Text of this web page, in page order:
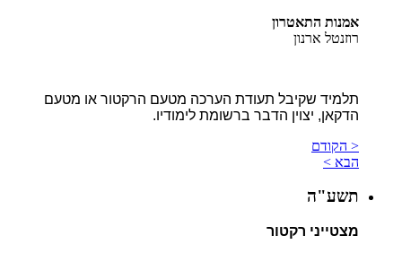
אמנות התאטרון
רוזנטל ארנון
תלמיד שקיבל תעודת הערכה מטעם הרקטור או מטעם
הדקאן, יצוין הדבר ברשומת לימודיו.
< הקודם
הבא >
תשע"ה
מצטייני רקטור